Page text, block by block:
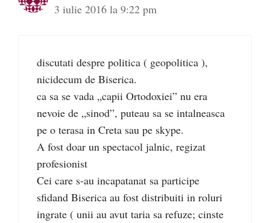
3 iulie 2016 la 9:22 pm
discutati despre politica ( geopolitica ),
nicidecum de Biserica.
ca sa se vada „capii Ortodoxiei” nu era
nevoie de „sinod”, puteau sa se intalneasca
pe o terasa in Creta sau pe skype.
A fost doar un spectacol jalnic, regizat
profesionist
Cei care s-au incapatanat sa participe
sfidand Biserica au fost distribuiti in roluri
ingrate ( unii au avut taria sa refuze; cinste